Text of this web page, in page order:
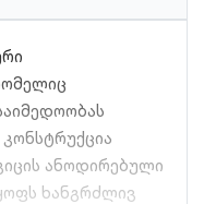
კონსტრუქცია
ანოდირებული
ხანგრძლივ